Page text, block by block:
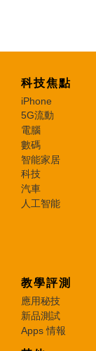
科技焦點
iPhone
5G流動
電腦
數碼
智能家居
科技
汽車
人工智能
教學評測
應用秘技
新品測試
Apps 情報